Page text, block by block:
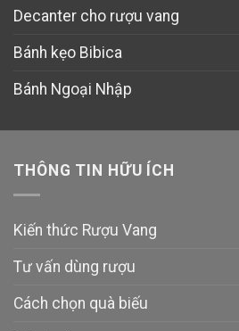
Decanter cho rượu vang
Bánh kẹo Bibica
Bánh Ngoại Nhập
THÔNG TIN HỮU ÍCH
Kiến thức Rượu Vang
Tư vấn dùng rượu
Cách chọn quà biếu